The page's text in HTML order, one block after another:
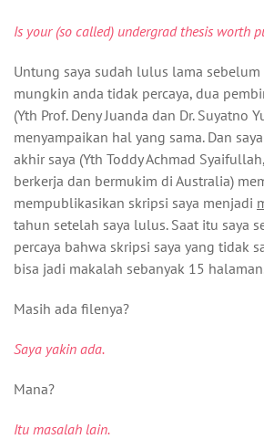
Is your (so called) undergrad thesis worth
Untung saya sudah lulus lama sebelum
mungkin anda tidak percaya, dua
(Yth Prof. Deny Juanda dan Dr. Suyatno
menyampaikan hal yang sama. Dan
akhir saya (Yth Toddy Achmad
berkerja dan bermukim di Australia)
mempublikasikan skripsi saya menjadi
tahun setelah saya lulus. Saat itu saya
percaya bahwa skripsi saya yang tidak
bisa jadi makalah sebanyak 15
Masih ada filenya?
Saya yakin ada.
Mana?
Itu masalah lain.